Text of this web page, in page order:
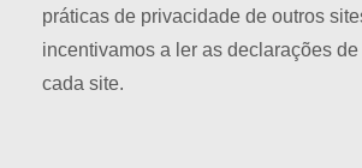
práticas de privacidade de outros
incentivamos a ler as declarações
cada site.